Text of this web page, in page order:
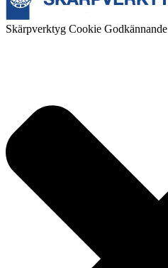
Skärpverktyg Cookie Godkännande